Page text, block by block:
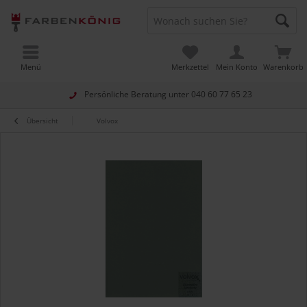
Persönliche Beratung unter 040 60 77 65 23
Warenkorb
Merkzettel Mein Konto
Menü
Übersicht Volvox